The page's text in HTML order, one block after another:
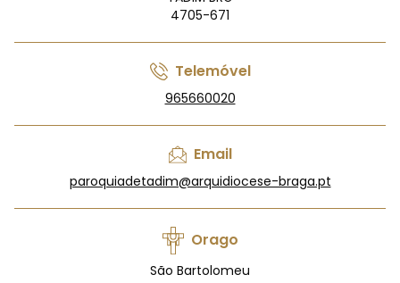
4705-671
Telemóvel
965660020
Email
paroquiadetadim@arquidiocese-braga.pt
Orago
São Bartolomeu